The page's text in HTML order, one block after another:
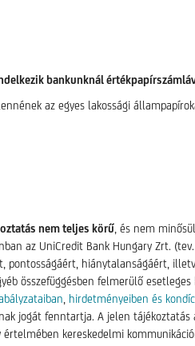
bankunknál
az egyes lakossági
nem teljes körű , és nem
az UniCredit Bank Hungary Zrt.
pontosságáért, hiánytalanságáért,
összefüggésben felmerülő
hirdetményeiben és
jogát fenntartja. A jelen tájékoztatás
értelmében kereskedelmi